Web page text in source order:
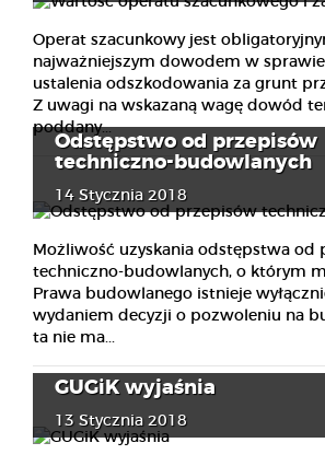
Operat szacunkowy jest
najważniejszym dowodem w
ustalenia odszkodowania za grunt
Z uwagi na wskazaną wagę dowód
poddany...
Odstępstwo od przepisów
techniczno-budowlanych
14 Stycznia 2018
Możliwość uzyskania odstępstwa od
techniczno-budowlanych, o którym
Prawa budowlanego istnieje
wydaniem decyzji o pozwoleniu na
ta nie ma...
GUGiK wyjaśnia
13 Stycznia 2018